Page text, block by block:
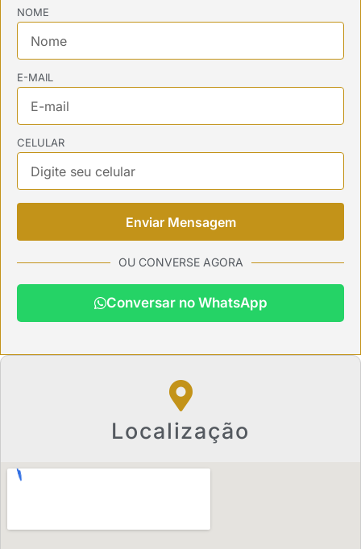
NOME
E-MAIL
CELULAR
Enviar Mensagem
OU CONVERSE AGORA
Conversar no WhatsApp
Localização